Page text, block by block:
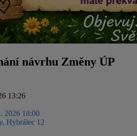
návrhu Změny ÚP
13:26
2026 18:00
Hybrálec 12